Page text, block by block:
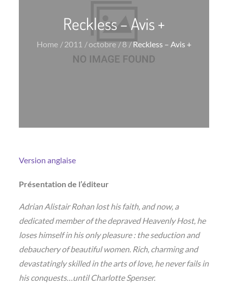
Reckless – Avis +
Home 2011 octobre 8 Reckless – Avis +
Version anglaise
Présentation de l’éditeur
Adrian Alistair Rohan lost his faith, and now, a
dedicated member of the depraved Heavenly Host, he
loses himself in his only pleasure : the seduction and
debauchery of beautiful women. Rich, charming and
devastatingly skilled in the arts of love, he never fails in
his conquests…until Charlotte Spenser.